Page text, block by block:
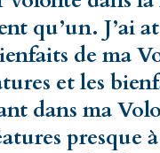
qu’un. J’ai
de ma
et les
dans ma
presque